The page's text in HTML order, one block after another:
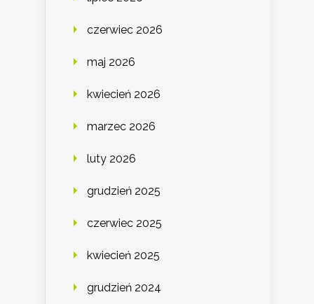
czerwiec 2026
maj 2026
kwiecień 2026
marzec 2026
luty 2026
grudzień 2025
czerwiec 2025
kwiecień 2025
grudzień 2024